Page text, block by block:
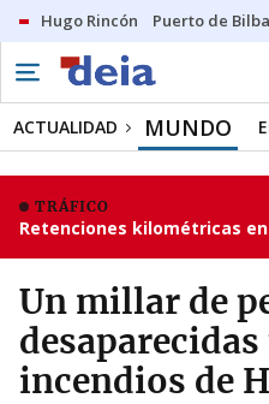
Hugo Rincón Puerto de
ACTUALIDAD MUNDO
TRÁFICO
Retenciones kilométricas
Un millar de
incendios de